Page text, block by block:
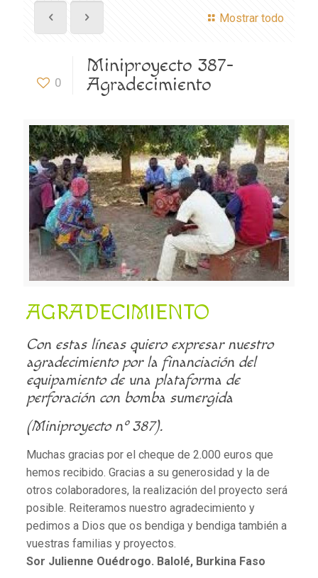
Mostrar todo
0
Miniproyecto 387-
Agradecimiento
AGRADECIMIENTO
Con estas líneas quiero expresar nuestro
agradecimiento por la financiación del
equipamiento de una plataforma de
perforación con bomba sumergida
(Miniproyecto nº 387).
Muchas gracias por el cheque de 2.000 euros que
hemos recibido. Gracias a su generosidad y la de
otros colaboradores, la realización del proyecto será
posible. Reiteramos nuestro agradecimiento y
pedimos a Dios que os bendiga y bendiga también a
vuestras familias y proyectos.
Sor Julienne Ouédrogo. Balolé, Burkina Faso